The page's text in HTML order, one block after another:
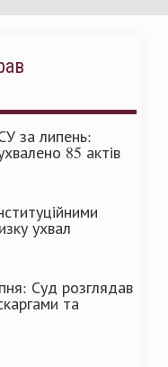
за липень:
85 актів
ухвал
Суд розглядав
та